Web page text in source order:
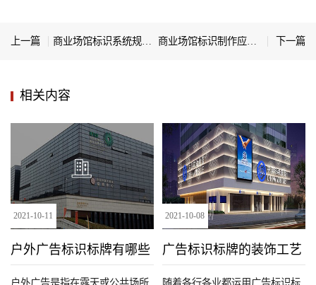
上一篇 商业场馆标识系统规划的基本原则 商业场馆标识制作应该满足哪些要求 下一篇
相关内容
户外广告标识标牌有哪些
种类
2021-10-11
广告标识标牌的装饰工艺
2021-10-08